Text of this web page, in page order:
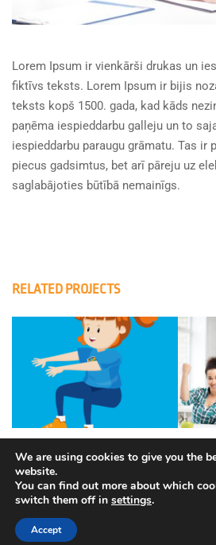
Lorem Ipsum ir vienkārši drukas un
fiktīvs teksts. Lorem Ipsum ir bijis
teksts kopš 1500. gada, kad kāds
paņēma iespieddarbu galleju un to
iespieddarbu paraugu grāmatu. Tas ir
piecus gadsimtus, bet arī pāreju uz
saglabājoties būtībā nemainīgs.
RELATED PROJECTS
Autortiesības © Eiropas Kosmosa
aizsargātas.
We are using cookies to give you the
website.
You can find out more about which
switch them off in settings.
Accept